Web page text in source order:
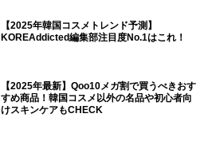
【2025年韓国コスメトレンド予測】
KOREAddicted編集部注目度No.1はこれ！
【2025年最新】Qoo10メガ割で買うべきおす
すめ商品！韓国コスメ以外の名品や初心者向
けスキンケアもCHECK